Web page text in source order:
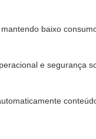
baixo
e segurança